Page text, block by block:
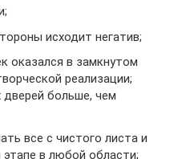
исходит негатив;
оказался в замкнутом
реализации;
больше, чем
все с чистого листа и
в любой области;